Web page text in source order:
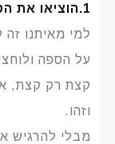
1.הוציאו את הטלויזיה מחייכם
למי מאיתנו
על הספה
קצת רק קצת,
וזהו.
מבלי להרגיש